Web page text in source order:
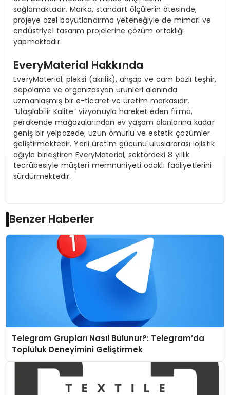
sağlamaktadır. Marka, standart ölçülerin ötesinde,
projeye özel boyutlandırma yeteneğiyle de mimari ve
endüstriyel tasarım projelerine çözüm ortaklığı
yapmaktadır.
EveryMaterial Hakkında
EveryMaterial; pleksi (akrilik), ahşap ve cam bazlı teşhir,
depolama ve organizasyon ürünleri alanında
uzmanlaşmış bir e-ticaret ve üretim markasıdır.
“Ulaşılabilir Kalite” vizyonuyla hareket eden firma,
perakende mağazalarından ev yaşam alanlarına kadar
geniş bir yelpazede, uzun ömürlü ve estetik çözümler
geliştirmektedir. Yerli üretim gücünü uluslararası lojistik
ağıyla birleştiren EveryMaterial, sektördeki 8 yıllık
tecrübesiyle müşteri memnuniyeti odaklı faaliyetlerini
sürdürmektedir.
Benzer Haberler
Telegram Grupları Nasıl Bulunur?: Telegram’da
Topluluk Deneyimini Geliştirmek